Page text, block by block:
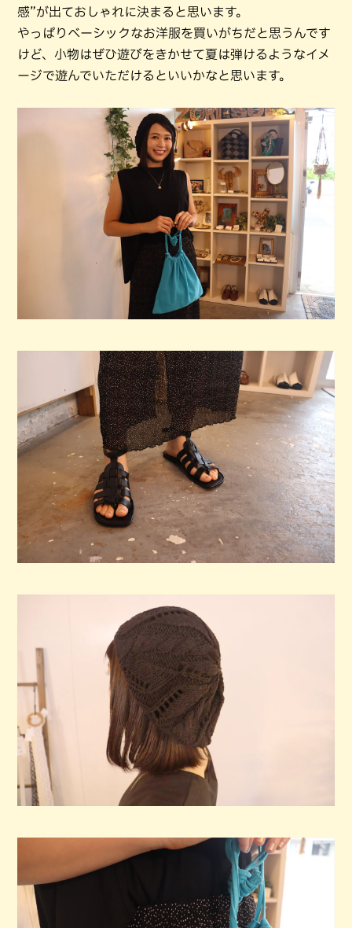
感”が出ておしゃれに決まると思います。
やっぱりベーシックなお洋服を買いがちだと思うんです
けど、小物はぜひ遊びをきかせて夏は弾けるようなイメ
ージで遊んでいただけるといいかなと思います。